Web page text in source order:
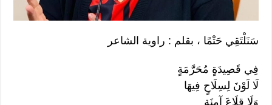
سَنَلْتَقِي حَتْمًا ، بقلم : راوية الشاعر
فِي قَصِيدَةٍ مُحَرَّمَةٍ
لَا لَوْنَ لِسِلَاحٍ فِيهَا
وَلَا قِلَاعَ آمِنَةٍ